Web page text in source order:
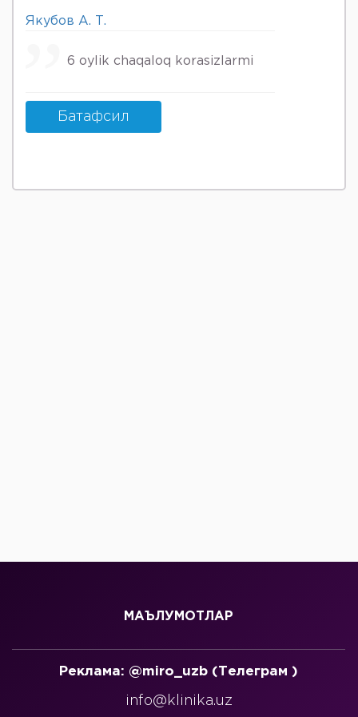
Якубов А. Т.
6 oylik chaqaloq korasizlarmi
Батафсил
МАЪЛУМОТЛАР
Реклама: @miro_uzb (Телеграм )
info@klinika.uz